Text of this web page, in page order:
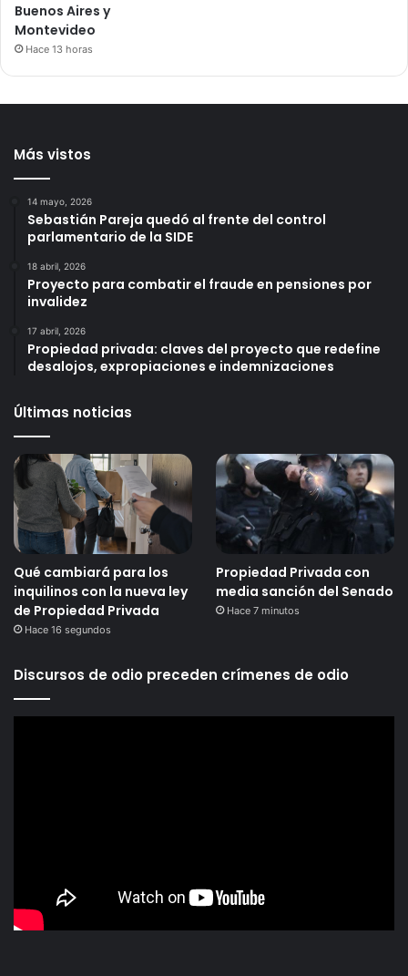
Buenos Aires y
Montevideo
Hace 13 horas
Más vistos
14 mayo, 2026
Sebastián Pareja quedó al frente del control
parlamentario de la SIDE
18 abril, 2026
Proyecto para combatir el fraude en pensiones por
invalidez
17 abril, 2026
Propiedad privada: claves del proyecto que redefine
desalojos, expropiaciones e indemnizaciones
Últimas noticias
Qué cambiará para los
inquilinos con la nueva ley
de Propiedad Privada
Hace 16 segundos
Propiedad Privada con
media sanción del Senado
Hace 7 minutos
Discursos de odio preceden crímenes de odio